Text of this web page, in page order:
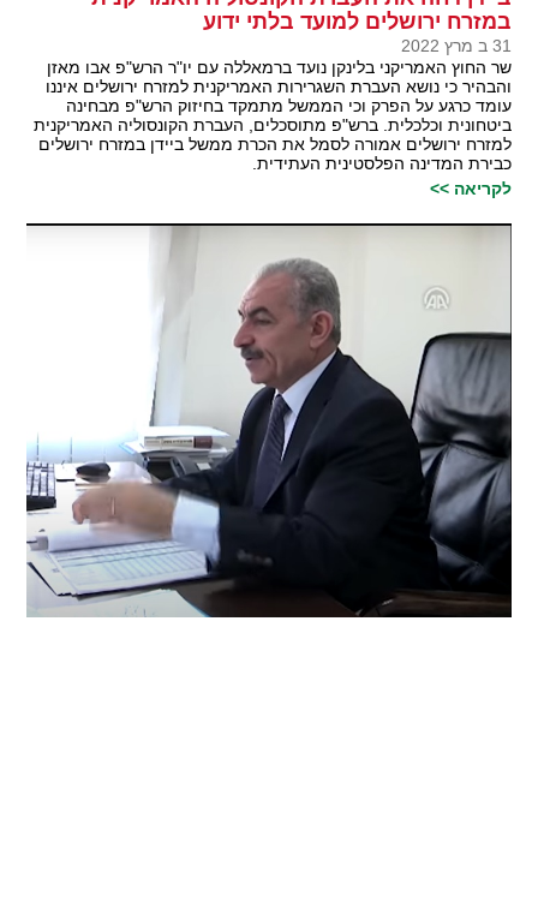
במזרח ירושלים למועד בלתי ידוע
31 ב מרץ 2022
שר החוץ האמריקני בלינקן נועד ברמאללה עם יו"ר הרש"פ אבו מאזן
והבהיר כי נושא העברת השגרירות האמריקנית למזרח ירושלים איננו
עומד כרגע על הפרק וכי הממשל מתמקד בחיזוק הרש"פ מבחינה
ביטחונית וכלכלית. ברש"פ מתוסכלים, העברת הקונסוליה האמריקנית
למזרח ירושלים אמורה לסמל את הכרת ממשל ביידן במזרח ירושלים
כבירת המדינה הפלסטינית העתידית.
לקריאה >>